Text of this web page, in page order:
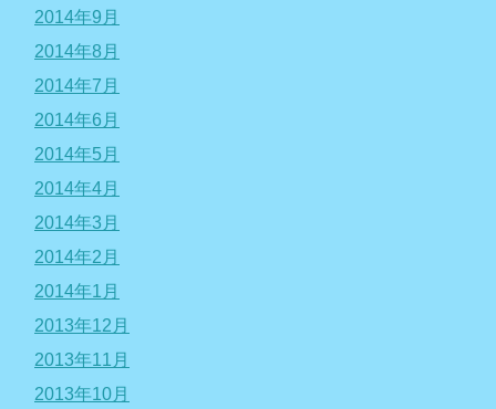
2014年9月
2014年8月
2014年7月
2014年6月
2014年5月
2014年4月
2014年3月
2014年2月
2014年1月
2013年12月
2013年11月
2013年10月